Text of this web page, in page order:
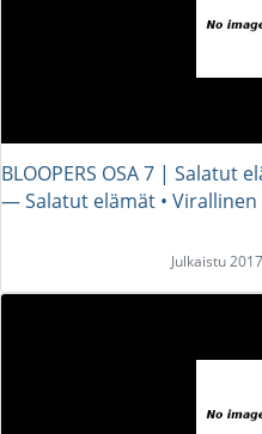
BLOOPERS OSA 7 | Salatut
― Salatut elämät • Virallinen
Julkaistu